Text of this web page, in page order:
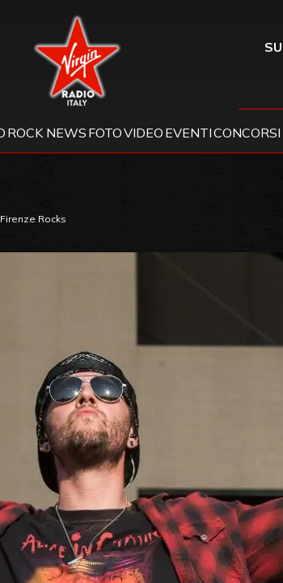
Virgin Radio
ROCK NEWS FOTOVIDEO EVENTICONCORSI
Rocks